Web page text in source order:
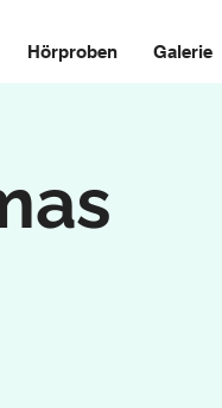
Hörproben Galerie